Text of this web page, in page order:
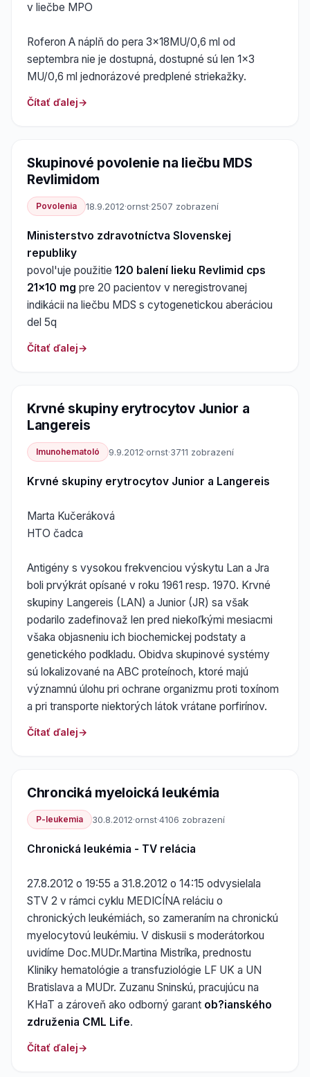
v liečbe MPO
Roferon A náplň do pera 3x18MU/0,6 ml od
septembra nie je dostupná, dostupné sú len 1x3
MU/0,6 ml jednorázové predplené striekažky.
Čítať ďalej
Skupinové povolenie na liečbu MDS
Revlimidom
Povolenia 18.9.2012·ornst·2507 zobrazení
Ministerstvo zdravotníctva Slovenskej
republiky
povol'uje použitie 120 balení lieku Revlimid cps
21x10 mg pre 20 pacientov v neregistrovanej
indikácii na liečbu MDS s cytogenetickou aberáciou
del 5q
Čítať ďalej
Krvné skupiny erytrocytov Junior a
Langereis
Imunohematoló 9.9.2012·ornst·3711 zobrazení
Krvné skupiny erytrocytov Junior a Langereis
Marta Kučeráková
HTO čadca
Antigény s vysokou frekvenciou výskytu Lan a Jra
boli prvýkrát opísané v roku 1961 resp. 1970. Krvné
skupiny Langereis (LAN) a Junior (JR) sa však
podarilo zadefinovaž len pred niekoľkými mesiacmi
všaka objasneniu ich biochemickej podstaty a
genetického podkladu. Obidva skupinové systémy
sú lokalizované na ABC proteínoch, ktoré majú
významnú úlohu pri ochrane organizmu proti toxínom
a pri transporte niektorých látok vrátane porfirínov.
Čítať ďalej
Chronciká myeloická leukémia
P-leukemia 30.8.2012·ornst·4106 zobrazení
Chronická leukémia - TV relácia
27.8.2012 o 19:55 a 31.8.2012 o 14:15 odvysielala
STV 2 v rámci cyklu MEDICÍNA reláciu o
chronických leukémiách, so zameraním na chronickú
myelocytovú leukémiu. V diskusii s moderátorkou
uvidíme Doc.MUDr.Martina Mistríka, prednostu
Kliniky hematológie a transfuziológie LF UK a UN
Bratislava a MUDr. Zuzanu Sninskú, pracujúcu na
KHaT a zároveň ako odborný garant ob?ianského
združenia CML Life.
Čítať ďalej